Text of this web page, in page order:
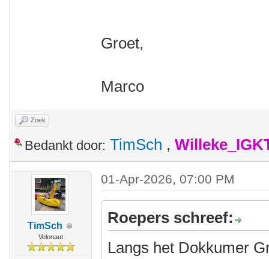
Groet,
Marco
Zoek
Bedankt door: TimSch ,
TimSch
Velonaut
01-Apr-2026, 07:00 PM
Roepers schreef:
Langs het Dokkumer